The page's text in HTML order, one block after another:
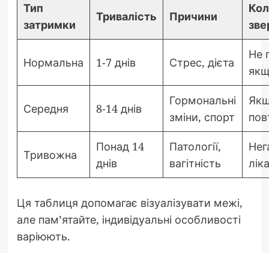
Тип
затримки
Тривалість Причини
Нормальна 1-7 днів Стрес, дієта
Не
Середня 8-14 днів
Гормональні
зміни, спорт
Тривожна
Понад 14
днів
Патології,
вагітність
Ця таблиця допомагає візуалізувати межі,
але пам’ятайте, індивідуальні особливості
варіюють.